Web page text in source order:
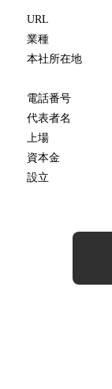
URL
業種
本社所在地
電話番号
代表者名
上場
資本金
設立